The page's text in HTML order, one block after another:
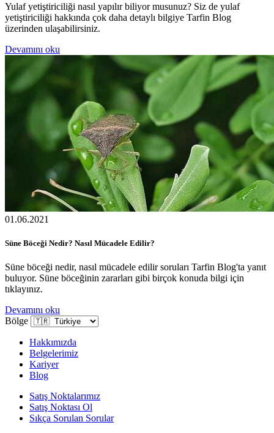
Yulaf yetiştiriciliği nasıl yapılır biliyor musunuz? Siz de yulaf
yetiştiriciliği hakkında çok daha detaylı bilgiye Tarfin Blog
üzerinden ulaşabilirsiniz.
Devamını oku
01.06.2021
Süne Böceği Nedir? Nasıl Mücadele Edilir?
Süne böceği nedir, nasıl mücadele edilir soruları Tarfin Blog'ta yanıt
buluyor. Süne böceğinin zararları gibi birçok konuda bilgi için
tıklayınız.
Devamını oku
Bölge
Hakkımızda
Belgelerimiz
Kariyer
Blog
Satış Noktalarımız
Satış Noktası Ol
Sıkça Sorulan Sorular